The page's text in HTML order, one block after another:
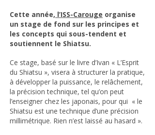
Cette année, l’ISS-Carouge organise
un stage de fond sur les principes et
les concepts qui sous-tendent et
soutiennent le Shiatsu.
Ce stage, basé sur le livre d’Ivan « L’Esprit
du Shiatsu », visera à structurer la pratique,
à développer la puissance, le relâchement,
la précision technique, tel qu’on peut
l’enseigner chez les japonais, pour qui « le
Shiatsu est une technique d’une précision
millimétrique. Rien n’est laissé au hasard ». ​